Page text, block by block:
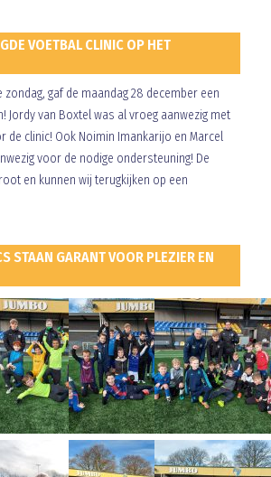
VOETBAL CLINIC OP HET
gaf de maandag 28 december een
Jordy van Boxtel was al vroeg aanwezig met
de clinic! Ook Noimin Imankarijo en Marcel
voor de nodige ondersteuning! De
en kunnen wij terugkijken op een
STAAN GARANT VOOR PLEZIER EN